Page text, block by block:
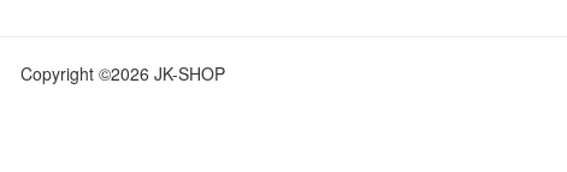
Copyright ©2026 JK-SHOP